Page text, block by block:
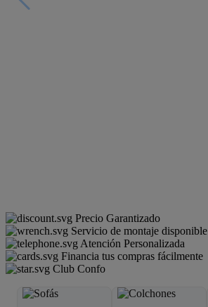
Precio Garantizado
Servicio de montaje disponible
Atención Personalizada
Financia tus compras fácilmente
Club Confo